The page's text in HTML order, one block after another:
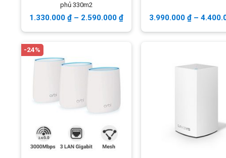
phủ 330m2
1.330.000 ₫– 2.590.000 ₫ 3.990.000₫ –
-24%